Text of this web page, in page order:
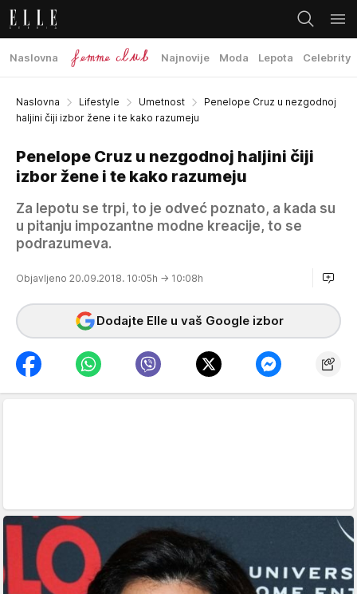
Naslovna Najnovije Moda Lepota Celebrity
Naslovna Lifestyle Umetnost
Penelope Cruz u nezgodnoj
haljini čiji izbor žene i te kako razumeju
Penelope Cruz u nezgodnoj haljini čiji
izbor žene i te kako razumeju
Za lepotu se trpi, to je odveć poznato, a kada su
u pitanju impozantne modne kreacije, to se
podrazumeva.
Objavljeno 20.09.2018. 10:05h → 10:08h
Dodajte Elle u vaš Google izbor